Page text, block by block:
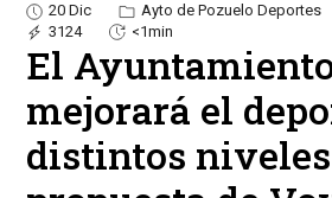
20 Dic Ayto de Pozuelo Deportes
3124
<1min
El
mejorará el
distintos